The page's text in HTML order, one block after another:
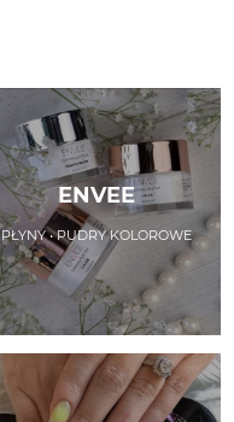
ENVEE
PŁYNY • PUDRY KOLOROWE